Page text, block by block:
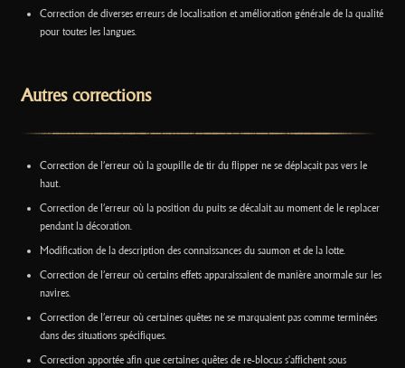
Correction de diverses erreurs de localisation et amélioration générale de la qualité
pour toutes les langues.
Autres corrections
Correction de l’erreur où la goupille de tir du flipper ne se déplaçait pas vers le
haut.
Correction de l’erreur où la position du puits se décalait au moment de le replacer
pendant la décoration.
Modification de la description des connaissances du saumon et de la lotte.
Correction de l’erreur où certains effets apparaissaient de manière anormale sur les
navires.
Correction de l’erreur où certaines quêtes ne se marquaient pas comme terminées
dans des situations spécifiques.
Correction apportée afin que certaines quêtes de re-blocus s'affichent sous